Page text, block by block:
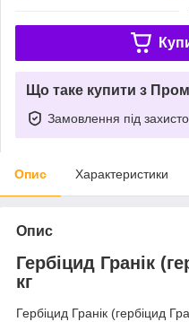
Що таке купити з
Замовлення під
Опис Характеристики
Опис
Гербіцид Гранік
кг
Гербіцид Гранік (гербіцид